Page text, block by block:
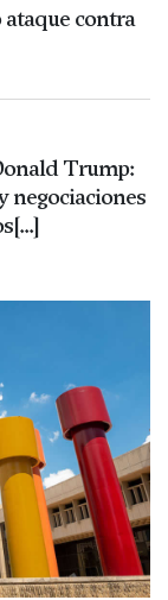
ataque contra
Trump:
negociaciones